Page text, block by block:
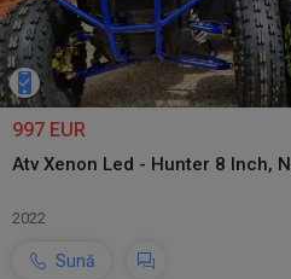
997 EUR
Atv Xenon Led - Hunter 8 Inch,
2022
Sună